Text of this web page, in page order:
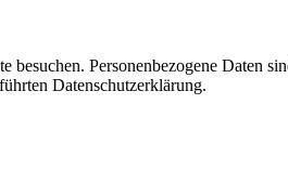
Personenbezogene Daten
Datenschutzerklärung.